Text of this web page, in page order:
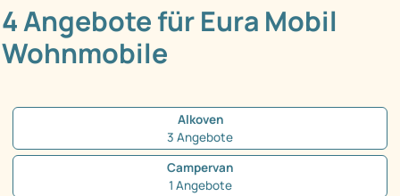
4 Angebote für Eura Mobil
Wohnmobile
Alkoven
3 Angebote
Campervan
1 Angebote